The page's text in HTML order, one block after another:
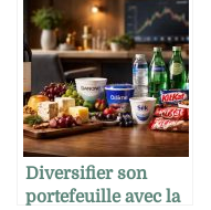
trésor culinaire
Diversifier son
portefeuille avec la